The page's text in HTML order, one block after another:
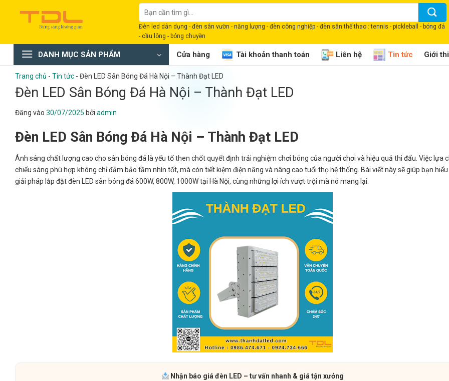
dung
Tìm
kiếm:
Đèn led dân dụng - đèn sân vườn - năng lượng - đèn công nghiệp - đèn sân thể thao : tennis - pickleball - bóng đá
- cầu lông - bóng chuyền
DANH MỤC SẢN PHẨM Cửa hàng Tài khoản thanh toán Liên hệ Tin tức Giới
Trang chủ - Tin tức - Đèn LED Sân Bóng Đá Hà Nội – Thành Đạt LED
Đèn LED Sân Bóng Đá Hà Nội – Thành Đạt LED
Đăng vào 30/07/2025 bởi admin
Đèn LED Sân Bóng Đá Hà Nội – Thành Đạt LED
Ánh sáng chất lượng cao cho sân bóng đá là yếu tố then chốt quyết định trải nghiệm chơi bóng của người chơi và hiệu quả thi đấu. Việc lựa
chiếu sáng phù hợp không chỉ đảm bảo tầm nhìn tốt, mà còn tiết kiệm điện năng và nâng cao tuổi thọ hệ thống. Bài viết này sẽ giúp bạn
giải pháp lắp đặt đèn LED sân bóng đá 600W, 800W, 1000W tại Hà Nội, cùng những lợi ích vượt trội mà nó mang lại.
Nhận báo giá đèn LED – tư vấn nhanh & giá tận xưởng